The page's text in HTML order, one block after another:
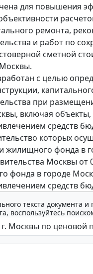
для повышения
ремонта,
и работ по
сметной
с целью
при
включая объекты,
средств
которых
жилищного фонда в
Москвы
фонда в городе
средств
текста
воспользуйтесь